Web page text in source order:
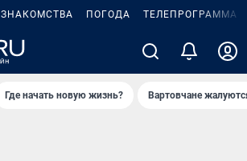
ЗНАКОМСТВА ПОГОДА ТЕЛЕПРОГРАММА
Где начать новую жизнь? Вартовчане